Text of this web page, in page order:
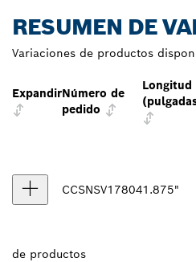
RESUMEN DE
Variaciones de productos
ExpandirNúmero de
pedido
Longitud
CCSNSV178041.875"
de productos